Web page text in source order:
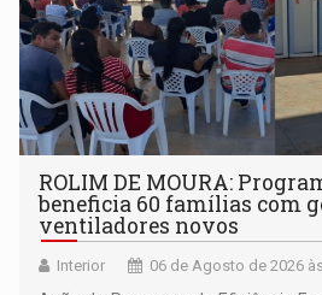
ROLIM DE MOURA:
beneficia 60 famílias com
ventiladores novos
Interior 06 de Agosto de 2026